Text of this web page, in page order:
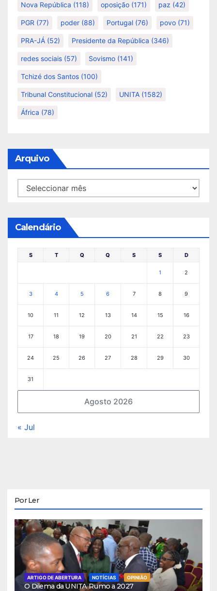
Nova República (118) oposição (171) paz (42)
PGR (77) poder (88) Portugal (76) povo (71)
PRA-JÁ (52) Presidente da República (346)
redes sociais (57) Sovismo (141)
Tchizé dos Santos (100)
Tribunal Constitucional (52) UNITA (1582)
África (78)
Arquivo
Arquivo
Calendário
Agosto 2026
S T Q Q S S D
1 2
3 4 5 6 7 8 9
10 11 12 13 14 15 16
17 18 19 20 21 22 23
24 25 26 27 28 29 30
31
« Jul
Por Ler
ARTIGO DE ABERTURA NOTÍCIAS OPINIÃO
O Dilema da UNITA Rumo a 2027